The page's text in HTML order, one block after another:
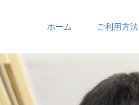
ホーム ご利用方法